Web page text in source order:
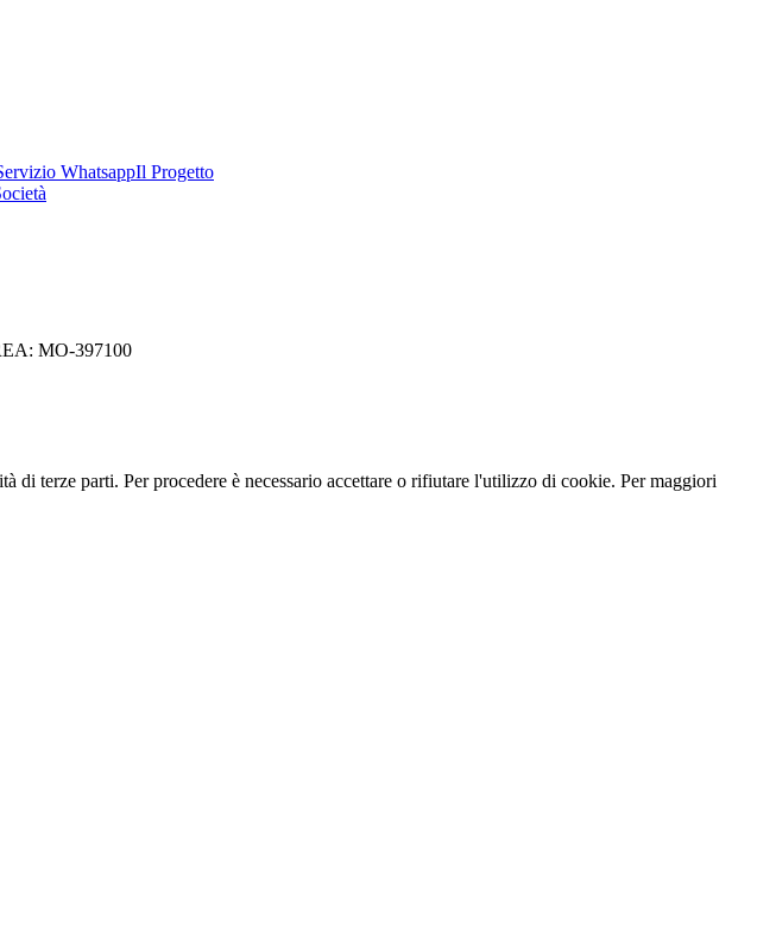
WhatsappIl Progetto
MO-397100
terze parti. Per procedere è necessario accettare o rifiutare l'utilizzo di cookie. Per maggiori